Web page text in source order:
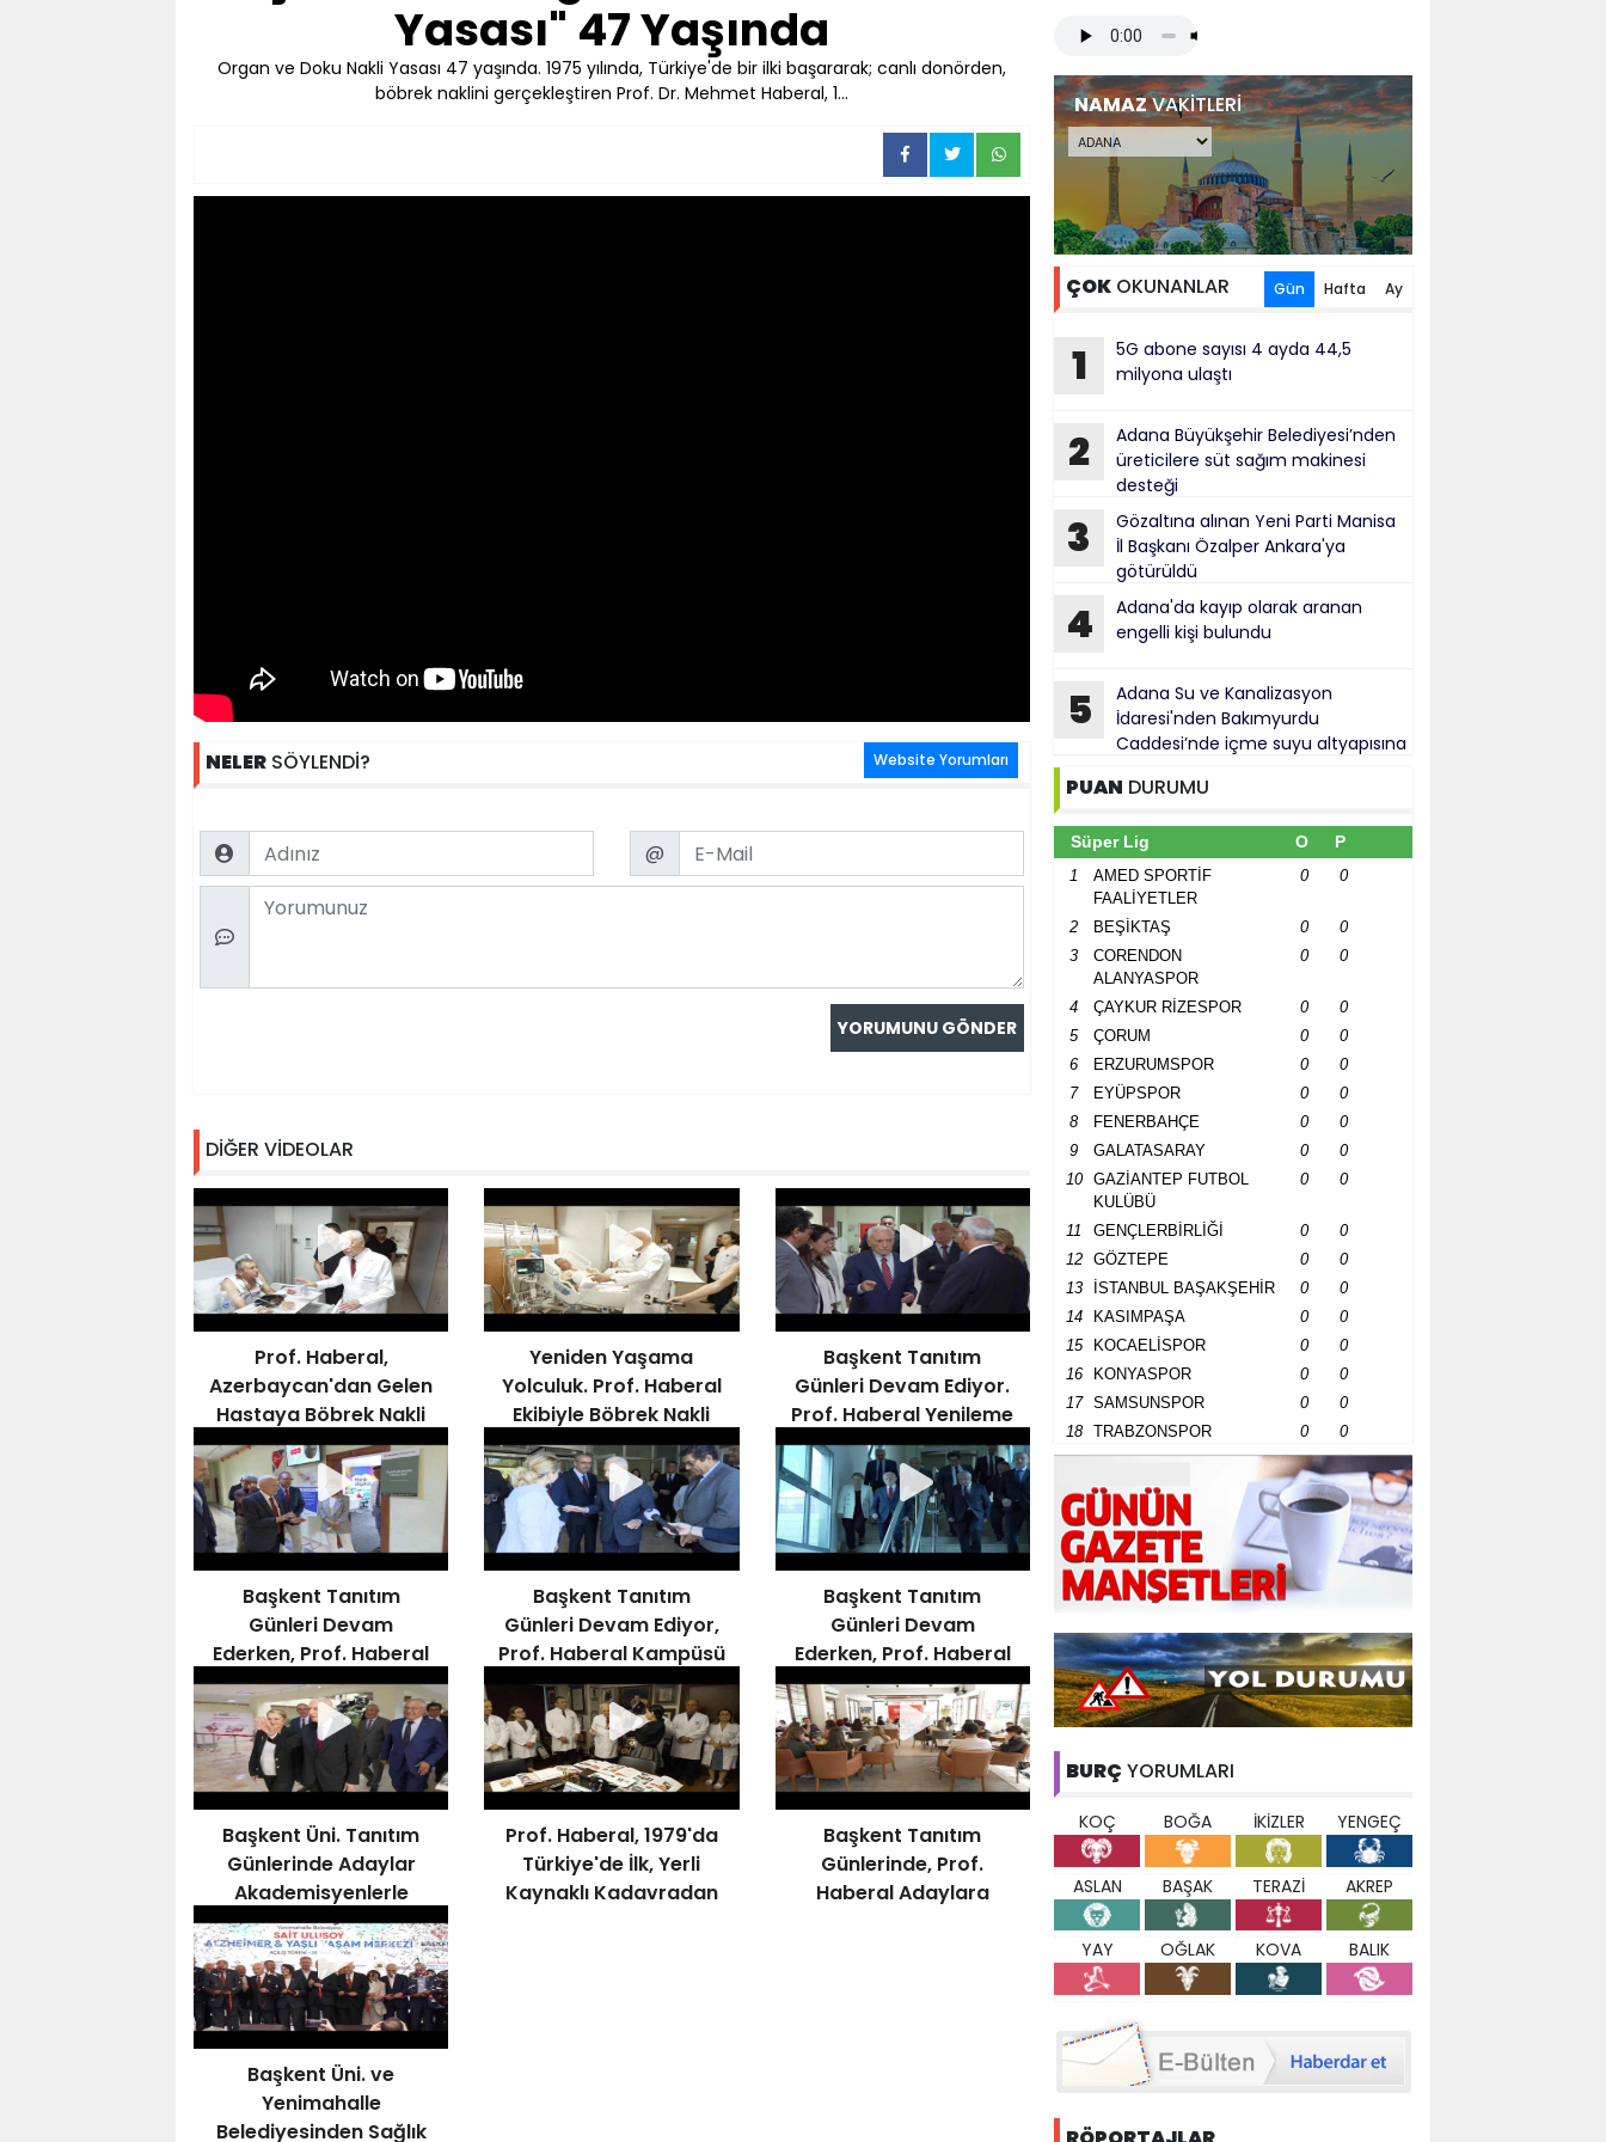
Yasası" 47 Yaşında
Organ ve Doku Nakli Yasası 47 yaşında. 1975 yılında, Türkiye'de bir ilki başararak; canlı donörden,
böbrek naklini gerçekleştiren Prof. Dr. Mehmet Haberal, 1...
NELER SÖYLENDİ? Website Yorumları
Name Email
@
Comment
DİĞER VİDEOLAR
Prof. Haberal,
Azerbaycan'dan Gelen
Hastaya Böbrek Nakli
Gerçekleştirdi,
Kampüsü Ziyaret Etti
Yeniden Yaşama
Yolculuk. Prof. Haberal
Ekibiyle Böbrek Nakli
Gerçekleştirdi
Başkent Tanıtım
Günleri Devam Ediyor.
Prof. Haberal Yenileme
Çalışmalarını Denetledi
Başkent Tanıtım
Günleri Devam
Ederken, Prof. Haberal
Kampüste
İncelemelerde Bulundu
Başkent Tanıtım
Günleri Devam Ediyor,
Prof. Haberal Kampüsü
Ziyaret Etti
Başkent Tanıtım
Günleri Devam
Ederken, Prof. Haberal
Yenileme Çalışmalarını
Denetledi
Başkent Üni. Tanıtım
Günlerinde Adaylar
Akademisyenlerle
Buluşuyor
Prof. Haberal, 1979'da
Türkiye'de İlk, Yerli
Kaynaklı Kadavradan
Başkent Tanıtım
Günlerinde, Prof.
Haberal Adaylara
Başkent Üni. ve
Yenimahalle
Belediyesinden Sağlık
NAMAZVAKİTLERİ
ÇOK OKUNANLAR Gün Hafta Ay
1
5G abone sayısı 4 ayda 44,5
milyona ulaştı
2
Adana Büyükşehir Belediyesi’nden
üreticilere süt sağım makinesi
desteği
3
Gözaltına alınan Yeni Parti Manisa
İl Başkanı Özalper Ankara'ya
götürüldü
4
Adana'da kayıp olarak aranan
engelli kişi bulundu
5
Adana Su ve Kanalizasyon
İdaresi'nden Bakımyurdu
Caddesi’nde içme suyu altyapısına
yatırım
PUAN DURUMU
Süper Lig O P
1
AMED SPORTİF
FAALİYETLER
0 0
2 BEŞİKTAŞ 0
0
3
CORENDON
ALANYASPOR
0 0
4 ÇAYKUR RİZESPOR 0
0
5
ÇORUM 0
0
6
ERZURUMSPOR 0
0
7
EYÜPSPOR 0
0
8
FENERBAHÇE 0
0
9
GALATASARAY 0
0
10
GAZİANTEP FUTBOL
KULÜBÜ
0 0
11 GENÇLERBİRLİĞİ 0
0
12
GÖZTEPE 0
0
13
İSTANBUL BAŞAKŞEHİR 0
0
14
KASIMPAŞA 0
0
15
KOCAELİSPOR 0
0
16
KONYASPOR 0
0
17
SAMSUNSPOR 0
0
18
TRABZONSPOR 0 0
BURÇ YORUMLARI
KOÇ BOĞA İKİZLER YENGEÇ
ASLAN BAŞAK TERAZİ AKREP
YAY OĞLAK KOVA BALIK